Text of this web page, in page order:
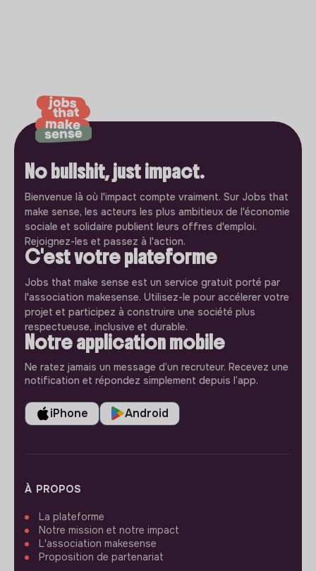
No bullshit, just impact.
Bienvenue là où l'impact compte vraiment. Sur Jobs that
make sense, les acteurs les plus ambitieux de l'économie
sociale et solidaire publient leurs offres d'emploi.
Rejoignez-les et passez à l'action.
C'est votre plateforme
Jobs that make sense est un service gratuit porté par
l'association makesense. Utilisez-le pour accélerer votre
projet et participez à construire une société plus
respectueuse, inclusive et durable.
Notre application mobile
Ne ratez jamais un message d’un recruteur. Recevez une
notification et répondez simplement depuis l’app.
iPhone Android
À PROPOS
La plateforme
Notre mission et notre impact
L'association makesense
Proposition de partenariat